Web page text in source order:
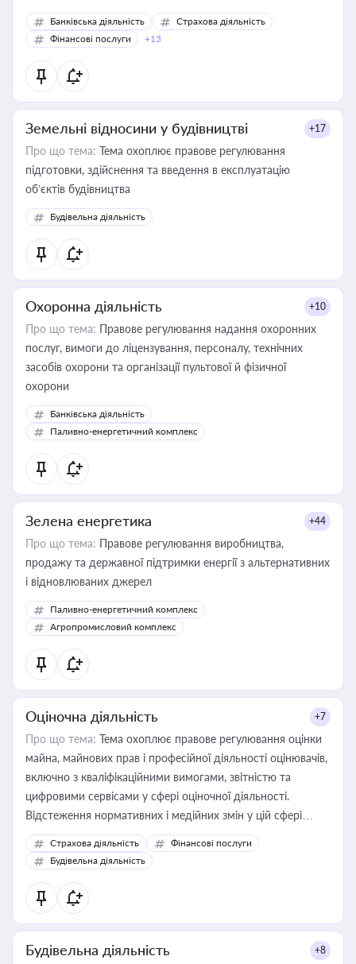
Банківська діяльність
Страхова діяльність
Фінансові послуги
+13
Земельні відносини у будівництві +17
Про що тема: Тема охоплює правове регулювання
підготовки, здійснення та введення в експлуатацію
об’єктів будівництва
Будівельна діяльність
Охоронна діяльність +10
Про що тема: Правове регулювання надання охоронних
послуг, вимоги до ліцензування, персоналу, технічних
засобів охорони та організації пультової й фізичної
охорони
Банківська діяльність
Паливно-енергетичний комплекс
Зелена енергетика +44
Про що тема: Правове регулювання виробництва,
продажу та державної підтримки енергії з альтернативних
і відновлюваних джерел
Паливно-енергетичний комплекс
Агропромисловий комплекс
Оціночна діяльність +7
Про що тема: Тема охоплює правове регулювання оцінки
майна, майнових прав і професійної діяльності оцінювачів,
включно з кваліфікаційними вимогами, звітністю та
цифровими сервісами у сфері оціночної діяльності.
Відстеження нормативних і медійних змін у цій сфері
корисне для власника бізнесу, керівника, юриста або
бухгалтера під час оподаткування, приватизації, оренди
державного майна, корпоративних угод і перевірки
статусу суб'єктів оціночної діяльності
Страхова діяльність
Фінансові послуги
Будівельна діяльність
Будівельна діяльність +8